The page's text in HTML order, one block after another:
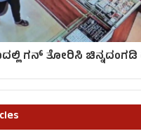
ಗನ್​ ತೋರಿಸಿ